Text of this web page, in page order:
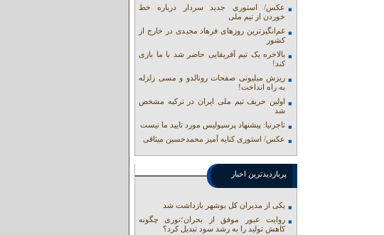
عکس/ استوری جدید سردار درباره خط
خوردن از تیم ملی
غم‌انگیزترین روزهای فرهاد مجیدی در خارج از
کشور
بالاخره یک تیم آفریقایی حاضر شد با ما بازی
کند!
ریزش میلیونی صفحات رونالدو و مسی زلزله
به راه انداخت!
اولین حریف تیم ملی ایران در ترکیه مشخص
شد
تاجرنیا: پیشنهاد پرسپولیس مورد تایید ما نیست
عکس/ استوری کنایه آمیز محمدحسین میثاقی
پربازدیدترین اخبار
یکی از مدیران کل بوشهر بازداشت شد
روایت عبور موفق از بحران؛نوری چگونه
کاهش تولید را به رشد سود تبدیل کرد؟